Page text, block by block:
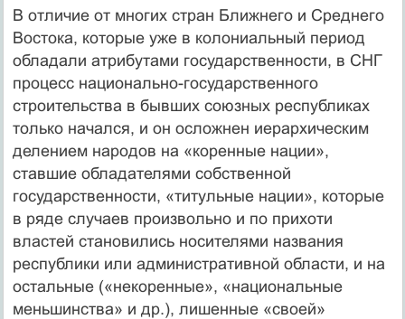
В отличие от многих стран Ближнего и Среднего
Востока, которые уже в колониальный период
обладали атрибутами государственности, в СНГ
процесс национально-государственного
строительства в бывших союзных республиках
только начался, и он осложнен иерархическим
делением народов на «коренные нации»,
ставшие обладателями собственной
государственности, «титульные нации», которые
в ряде случаев произвольно и по прихоти
властей становились носителями названия
республики или административной области, и на
остальные («некоренные», «национальные
меньшинства» и др.), лишенные «своей»